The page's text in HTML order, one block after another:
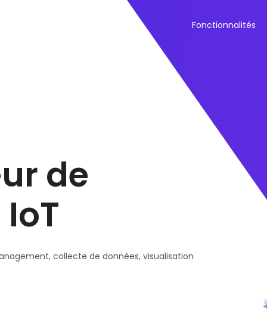
Fonctionnalités
de
collecte de données, visualisation